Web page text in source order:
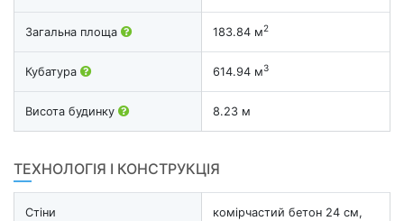
Загальна площа 183.84 м2
Кубатура 614.94 м3
Висота будинку 8.23 м
ТЕХНОЛОГІЯ І КОНСТРУКЦІЯ
Стіни
комірчастий бетон 24 см,